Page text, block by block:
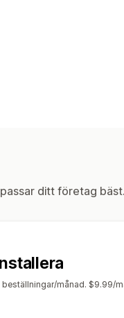
ditt företag bäst.
beställningar/månad. $9.99/